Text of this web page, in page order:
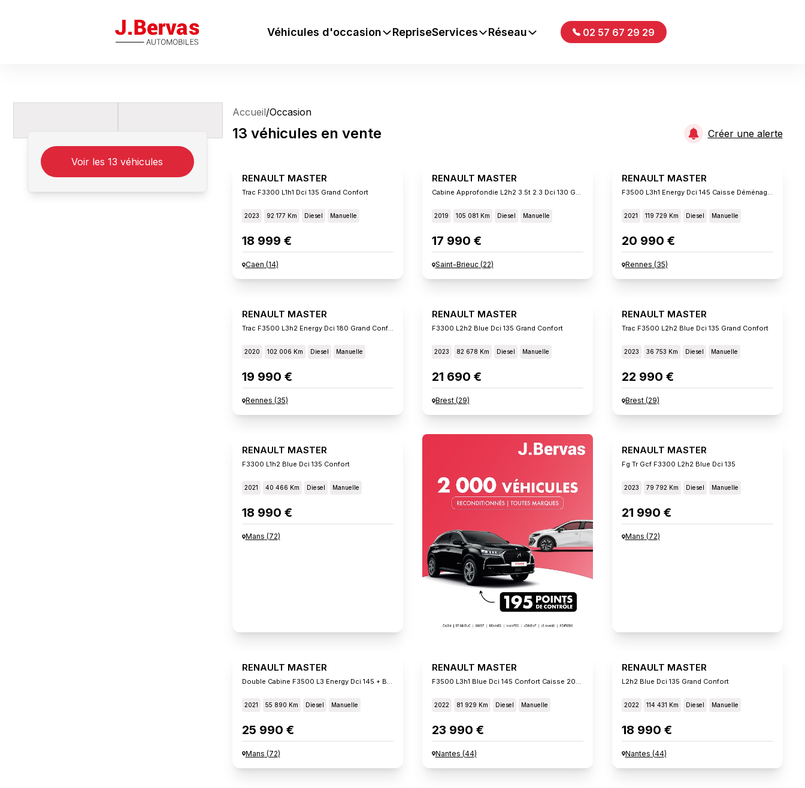
J.Bervas Véhicules d'occasion RepriseServices Réseau 02 57 67 29 29
Voir les 13 véhicules
Accueil/Occasion
13 véhicules en vente Créer une alerte
RENAULT MASTER
Trac F3300 L1h1 Dci 135 Grand Confort
2023 92 177 Km Diesel Manuelle
18 999 €
Caen (14)
RENAULT MASTER
Cabine Approfondie L2h2 3.5t 2.3 Dci 130 Gd Confort 7 Places
2019 105 081 Km Diesel Manuelle
17 990 €
Saint-Brieuc(22)
RENAULT MASTER
F3500 L3h1 Energy Dci 145 Caisse Déménagement 20m3
2021 119 729 Km Diesel Manuelle
20 990 €
Rennes (35)
RENAULT MASTER
Trac F3500 L3h2 Energy Dci 180 Grand Confort
2020 102 006 Km Diesel Manuelle
19 990 €
Rennes (35)
RENAULT MASTER
F3300 L2h2 Blue Dci 135 Grand Confort
2023 82 678 Km Diesel Manuelle
21 690 €
Brest(29)
RENAULT MASTER
Trac F3500 L2h2 Blue Dci 135 Grand Confort
2023 36 753 Km Diesel Manuelle
22 990 €
Brest(29)
RENAULT MASTER
F3300 L1h2 Blue Dci 135 Confort
2021 40 466 Km Diesel Manuelle
18 990 €
Mans (72)
RENAULT MASTER
Fg Tr Gcf F3300 L2h2 Blue Dci 135
2023 79 792 Km Diesel Manuelle
21 990 €
Mans (72)
RENAULT MASTER
2021 55 890 Km Diesel Manuelle
25 990 €
Mans (72)
RENAULT MASTER
2022 81 929 Km Diesel Manuelle
23 990 €
Nantes (44)
RENAULT MASTER
L2h2 Blue Dci 135 Grand Confort
2022 114 431 Km Diesel Manuelle
18 990 €
Nantes (44)